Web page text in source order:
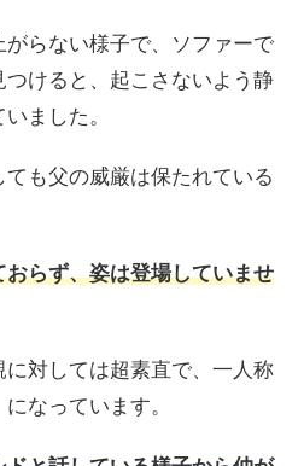
らない様子で、ソファーで
けると、起こさないよう静
ました。
も父の威厳は保たれている
らず、姿は登場していませ
対しては超素直で、一人称
なっています。